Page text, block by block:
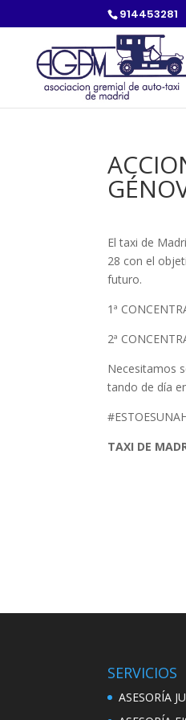
914453281
El taxi de
28 con el
futuro.
1ª
2ª
Necesitamos
tando de día
TAXI DE
SERVICIOS
ASESORÍA